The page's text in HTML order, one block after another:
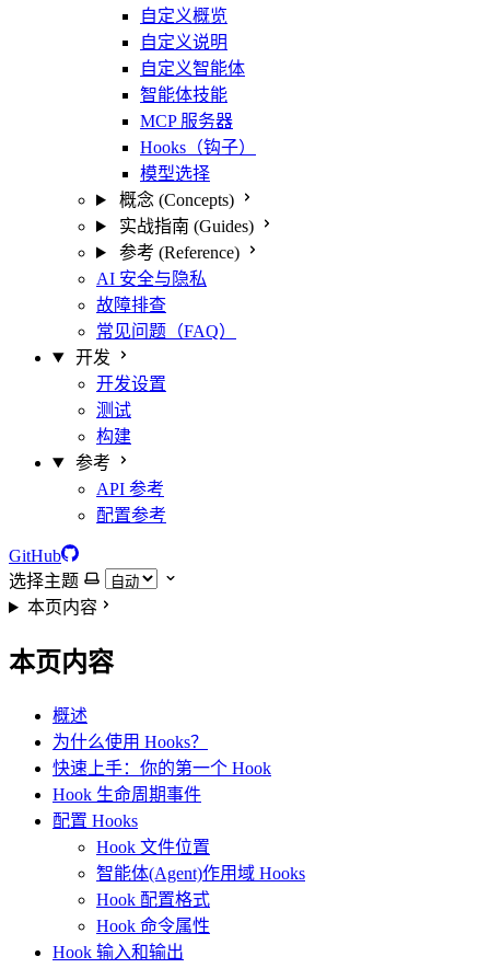
自定义概览
自定义说明
自定义智能体
智能体技能
MCP 服务器
Hooks（钩子）
模型选择
概念 (Concepts)
实战指南 (Guides)
参考 (Reference)
AI 安全与隐私
故障排查
常见问题（FAQ）
开发
开发设置
测试
构建
参考
API 参考
配置参考
GitHub
选择主题
本页内容
本页内容
概述
为什么使用 Hooks？
快速上手：你的第一个 Hook
Hook 生命周期事件
配置 Hooks
Hook 文件位置
智能体(Agent)作用域 Hooks
Hook 配置格式
Hook 命令属性
Hook 输入和输出